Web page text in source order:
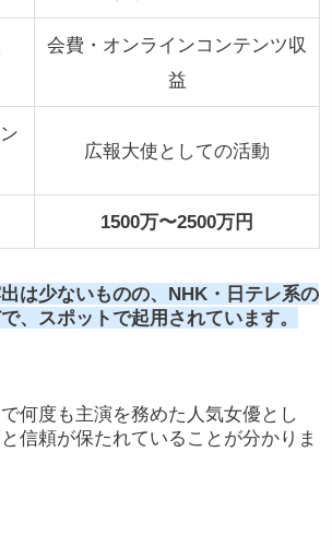
会費・オンラインコンテンツ収
益
広報大使としての活動
1500万〜2500万円
は少ないものの、NHK・日テレ系の
、スポットで起用されています。
何度も主演を務めた人気女優とし
信頼が保たれていることが分かりま